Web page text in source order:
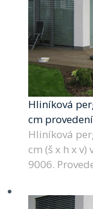
Hliníková
cm provedení
Hliníková
cm (š x h x
9006.